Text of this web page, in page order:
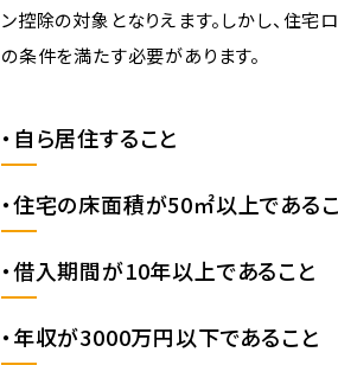
ン控除の対象となりえます。しかし、住
の条件を満たす必要があります。
・自ら居住すること
・住宅の床面積が50㎡以上である
・借入期間が10年以上であること
・年収が3000万円以下であること